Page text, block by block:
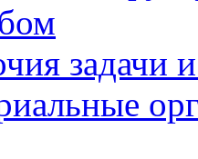
задачи